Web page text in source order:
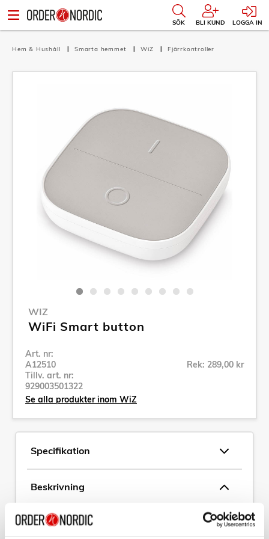
SÖK BLI KUND LOGGA IN
Hem & Hushåll Smarta hemmet WiZ Fjärrkontroller
WIZ
WiFi Smart button
Art. nr:
A12510
Tillv. art. nr:
929003501322
Rek: 289,00 kr
Se alla produkter inom WiZ
Specifikation
Beskrivning
Art. nr:A12510